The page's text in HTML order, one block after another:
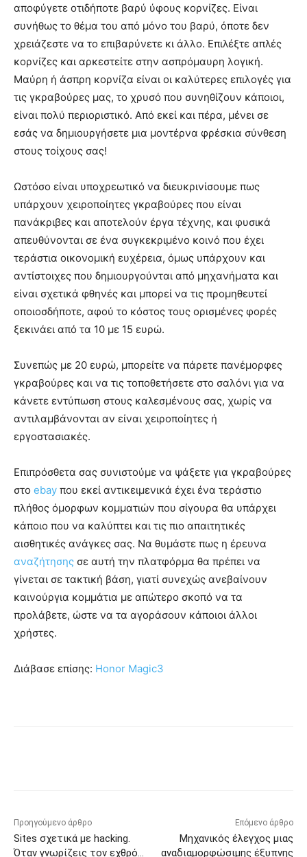
αποφύγετε οτιδήποτε βαρύ ύφους κορνίζες. Είναι
συνήθως το θέμα του από μόνο του βαρύ, όποτε δεν
χρειάζεστε να το επιβαρύνετε κι άλλο. Επιλέξτε απλές
κορνίζες και αρκεστείτε στην ασπρόμαυρη λογική.
Μαύρη ή άσπρη κορνίζα είναι οι καλύτερες επιλογές για
τις γκραβούρες μας, το χρυσό που συνηθίζουν κάποιοι,
είναι πολύ περιοριστικό. Από εκεί και πέρα, μένει σε
εσάς να δημιουργήσετε μια μοντέρνα φρέσκια σύνθεση
στους τοίχους σας!
Ωστόσο είναι υποχρεωτικό να διευκρινίσουμε πως
υπάρχουν χειροποίητες γκραβούρες που είναι
πανάκριβες και αποτελούν έργα τέχνης, και φυσικά
απευθύνονται σε ένα συγκεκριμένο κοινό που έχει
τεράστια οικονομική ευχέρεια, όμως υπάρχουν και
αντίστοιχες που δημιουργούνται από μηχανήματα και
είναι σχετικά φθηνές και μπορεί να τις προμηθευτεί
οποιοσδήποτε, αφού το κόστος τους ορισμένες φορές
ξεκινάει από τα 10 με 15 ευρώ.
Συνεπώς με 20 ευρώ, μπορείτε να πάρετε πανέμορφες
γκραβούρες και να τις τοποθετήσετε στο σαλόνι για να
κάνετε εντύπωση στους καλεσμένους σας, χωρίς να
αντιλαμβάνονται αν είναι χειροποίητες ή
εργοστασιακές.
Επιπρόσθετα σας συνιστούμε να ψάξετε για γκραβούρες
στο ebay που εκεί αντικειμενικά έχει ένα τεράστιο
πλήθος όμορφων κομματιών που σίγουρα θα υπάρχει
κάποιο που να καλύπτει και τις πιο απαιτητικές
αισθητικές ανάγκες σας. Να θυμάστε πως η έρευνα
αναζήτησης σε αυτή την πλατφόρμα θα πρέπει να
γίνεται σε τακτική βάση, γιατί συνεχώς ανεβαίνουν
καινούργια κομμάτια με απώτερο σκοπό να τα
προλάβετε, ώστε να τα αγοράσουν κάποιοι άλλοι
χρήστες.
Διάβασε επίσης: Honor Magic3
Προηγούμενο άρθρο
Sites σχετικά με hacking.
Όταν γνωρίζεις τον εχθρό…
Επόμενο άρθρο
Μηχανικός έλεγχος μιας
αναδιαμορφώσιμης έξυπνης